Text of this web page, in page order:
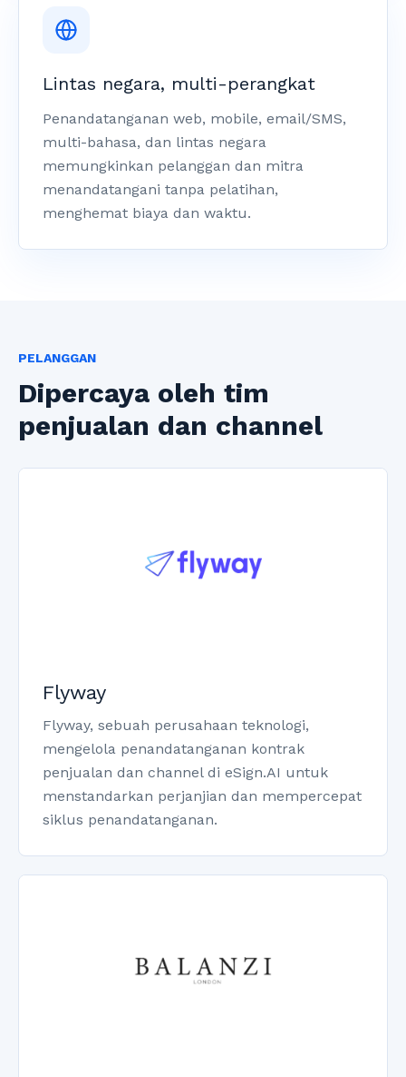
Lintas negara, multi-perangkat
Penandatanganan web, mobile, email/SMS,
multi-bahasa, dan lintas negara
memungkinkan pelanggan dan mitra
menandatangani tanpa pelatihan,
menghemat biaya dan waktu.
PELANGGAN
Dipercaya oleh tim
penjualan dan channel
Flyway
Flyway, sebuah perusahaan teknologi,
mengelola penandatanganan kontrak
penjualan dan channel di eSign.AI untuk
menstandarkan perjanjian dan mempercepat
siklus penandatanganan.